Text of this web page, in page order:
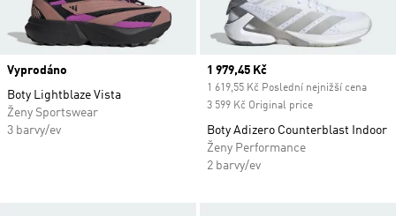
Vyprodáno
Boty Lightblaze Vista
Ženy Sportswear
3 barvy/ev
Current price
1 979,45 Kč
1 619,55 Kč Poslední nejnižší cena
3 599 Kč Original price
Boty Adizero Counterblast Indoor
Ženy Performance
2 barvy/ev